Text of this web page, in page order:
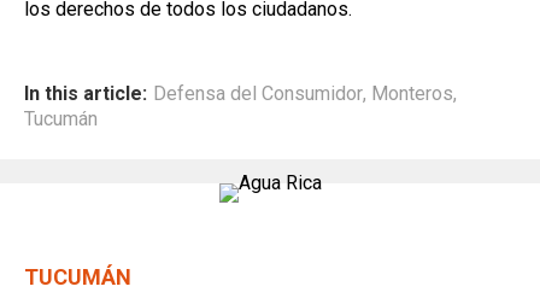
los derechos de todos los ciudadanos.
In this article: Defensa del Consumidor, Monteros,
Tucumán
TUCUMÁN